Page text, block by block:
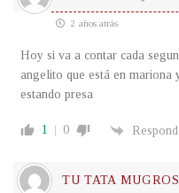
2 años atrás
Hoy si va a contar cada
angelito que está en mariona
estando presa
1 0
TU TATA